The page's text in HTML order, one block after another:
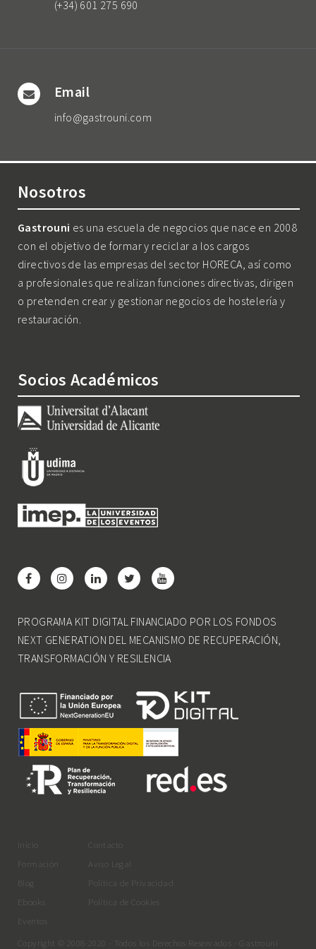
(+34) 601 275 690
Email
info@gastrouni.com
Nosotros
Gastrouni es una escuela de negocios que nace en 2008
con el objetivo de formar y reciclar a los cargos
directivos de las empresas del sector HORECA, así como
a profesionales que realizan funciones directivas, dirigen
o pretenden crear y gestionar negocios de hostelería y
restauración.
Socios Académicos
PROGRAMA KIT DIGITAL FINANCIADO POR LOS FONDOS
NEXT GENERATION DEL MECANISMO DE RECUPERACIÓN,
TRANSFORMACIÓN Y RESILENCIA
Inicio
Formación
Blog
Ebooks
Eventos
Contacto
Aviso Legal
Política de Privacidad
Política de Cookies
Copyright © 2008-2020 - Todos los Derechos Reservados - Gastrouni